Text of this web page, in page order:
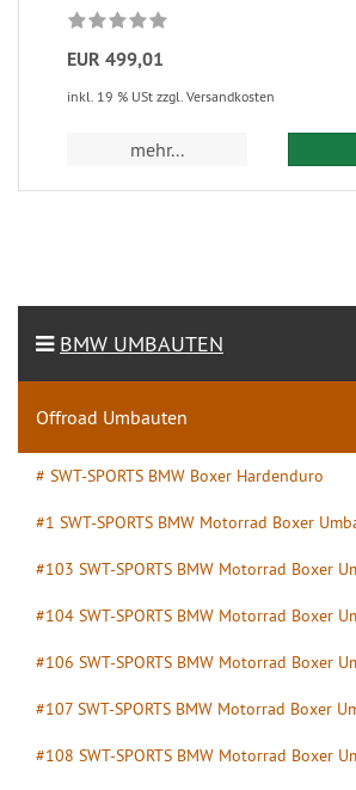
EUR 499,01
inkl. 19 % USt zzgl. Versandkosten
mehr...
BMW UMBAUTEN
Offroad Umbauten
# SWT-SPORTS BMW Boxer Hardenduro
#1 SWT-SPORTS BMW Motorrad Boxer
#103 SWT-SPORTS BMW Motorrad Boxer
#104 SWT-SPORTS BMW Motorrad Boxer
#106 SWT-SPORTS BMW Motorrad Boxer
#107 SWT-SPORTS BMW Motorrad Boxer
#108 SWT-SPORTS BMW Motorrad Boxer